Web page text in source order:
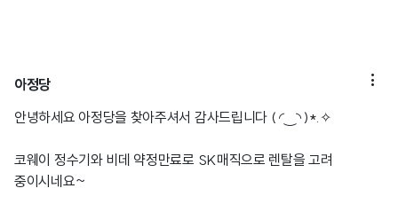
아정당 
안녕하세요 아정당을 찾아주셔서 감사드립니다 ( ◜‿◝ )*.✧
코웨이 정수기와 비데 약정만료로 SK매직으로 렌탈을 고려
중이시네요~